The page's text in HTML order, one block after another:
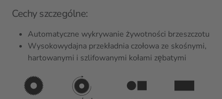
Cechy szczególne:
Automatyczne wykrywanie żywotności brzeszczotu
Wysokowydajna przekładnia czołowa ze skośnymi,
hartowanymi i szlifowanymi kołami zębatymi